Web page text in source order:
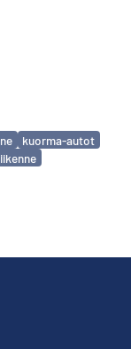
kuorma-autot